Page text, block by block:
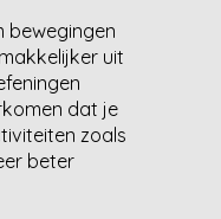
bewegingen
uit
dat je
zoals
beter